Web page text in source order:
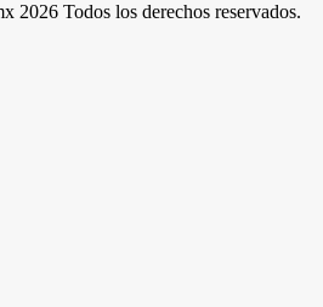
2026 Todos los derechos reservados.